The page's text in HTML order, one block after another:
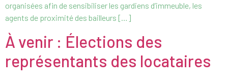
organisées afin de sensibiliser les gardiens d’immeuble, les
agents de proximité des bailleurs […]
À venir : Élections des
représentants des locataires